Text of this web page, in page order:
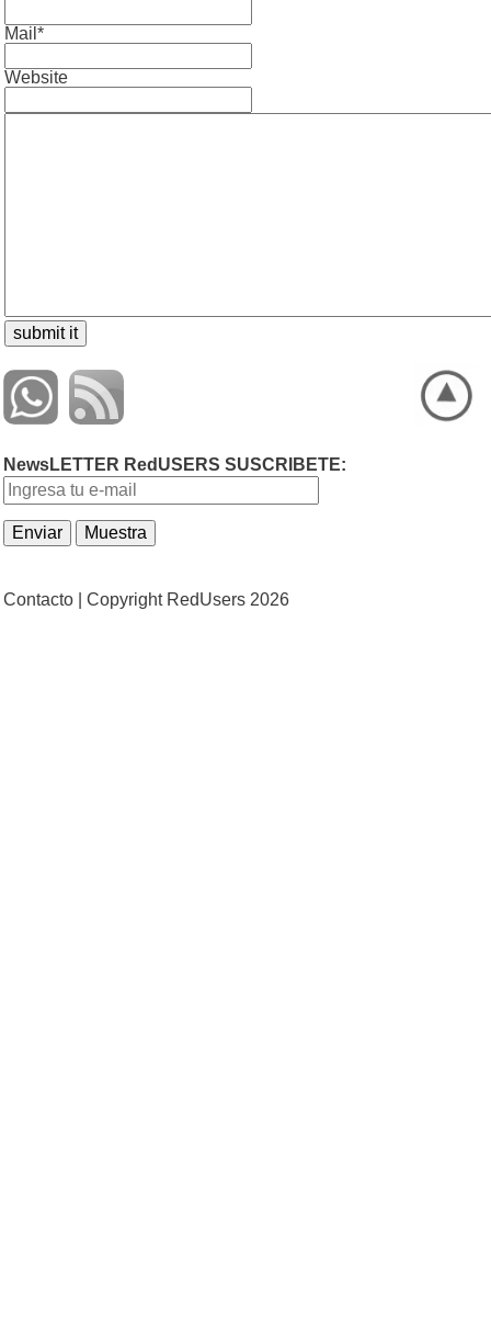
Mail*
Website
NewsLETTER RedUSERS SUSCRIBETE:
Contacto | Copyright RedUsers 2026